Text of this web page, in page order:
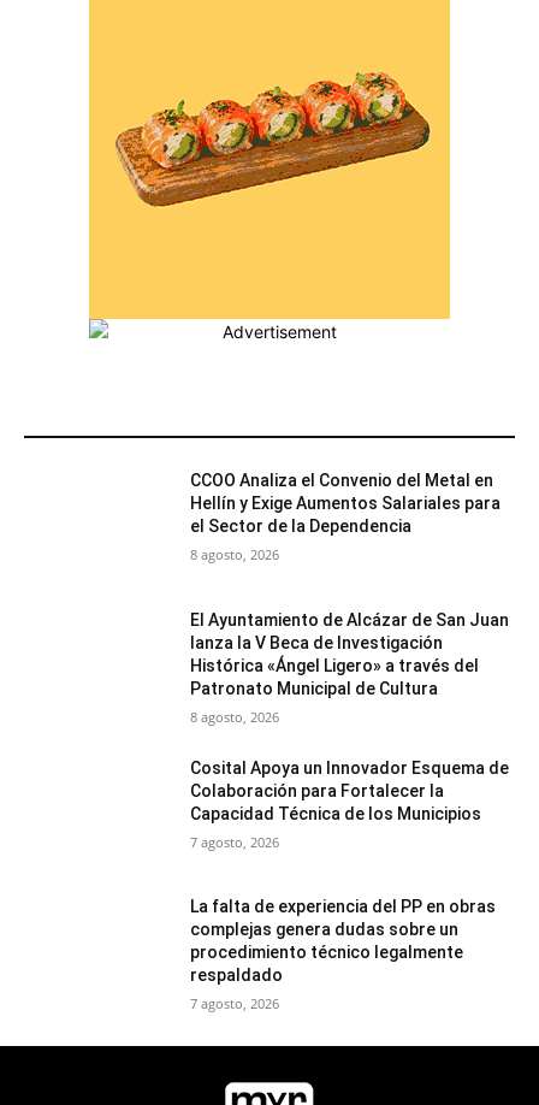
CCOO Analiza el Convenio del Metal en
Hellín y Exige Aumentos Salariales para
el Sector de la Dependencia
8 agosto, 2026
El Ayuntamiento de Alcázar de San Juan
lanza la V Beca de Investigación
Histórica «Ángel Ligero» a través del
Patronato Municipal de Cultura
8 agosto, 2026
Cosital Apoya un Innovador Esquema de
Colaboración para Fortalecer la
Capacidad Técnica de los Municipios
7 agosto, 2026
La falta de experiencia del PP en obras
complejas genera dudas sobre un
procedimiento técnico legalmente
respaldado
7 agosto, 2026